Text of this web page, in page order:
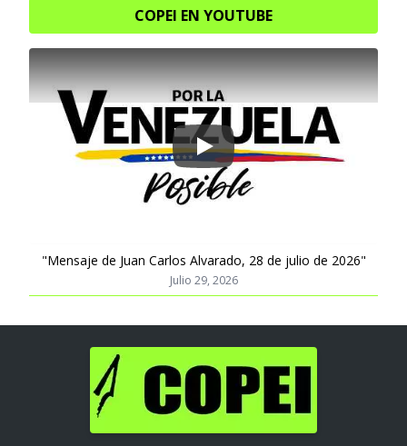
COPEI EN YOUTUBE
Play
"Mensaje de Juan Carlos Alvarado, 28 de julio de 2026"
Julio 29, 2026